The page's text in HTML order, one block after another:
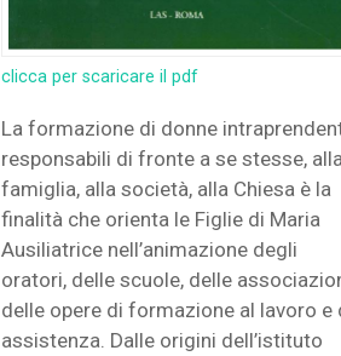
clicca per scaricare il pdf
La formazione di donne
responsabili di fronte a se stesse, alla
famiglia, alla società, alla Chiesa è la
finalità che orienta le Figlie di Maria
Ausiliatrice nell’animazione degli
oratori, delle scuole, delle
delle opere di formazione al lavoro e
assistenza. Dalle origini dell’istituto